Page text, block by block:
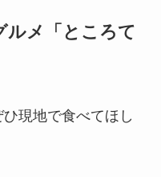
ルメ「ところて
現地で食べてほし